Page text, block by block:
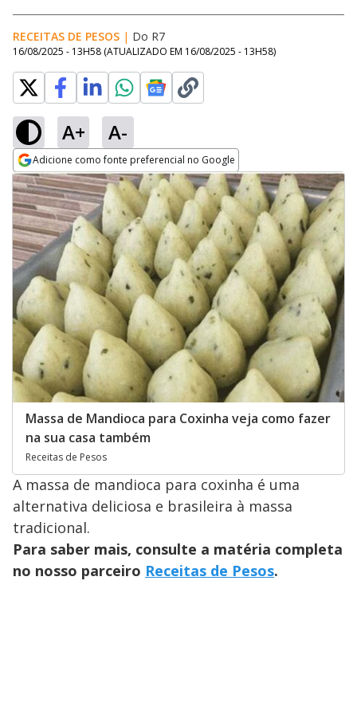
RECEITAS DE PESOS | Do R7
16/08/2025 - 13H58 (ATUALIZADO EM 16/08/2025 - 13H58)
A+ A-
Adicione como fonte preferencial no Google
Opens in new window
Massa de Mandioca para Coxinha veja como fazer
na sua casa também
Receitas de Pesos
A massa de mandioca para coxinha é uma
alternativa deliciosa e brasileira à massa
tradicional.
Para saber mais, consulte a matéria completa
no nosso parceiro Receitas de Pesos.